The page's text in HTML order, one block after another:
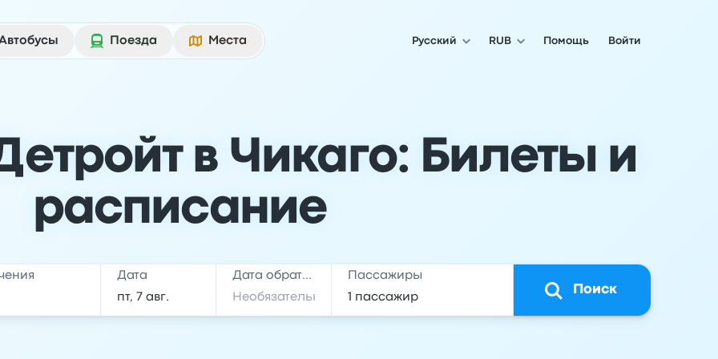
Поезда Места Русский RUB Помощь Войти
в Чикаго: Билеты и
расписание
Дата Дата обратной поездки Пассажиры
Поиск